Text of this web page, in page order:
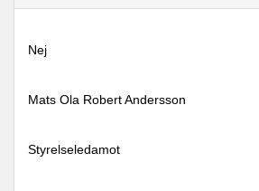
Nej
Mats Ola Robert Andersson
Styrelseledamot